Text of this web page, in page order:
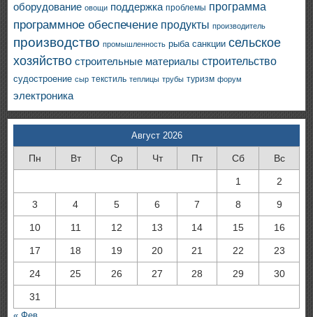
оборудование овощи поддержка проблемы программа
программное обеспечение продукты производитель
производство промышленность рыба санкции сельское
хозяйство строительные материалы строительство
судостроение сыр текстиль теплицы трубы туризм форум
электроника
Август 2026
Пн Вт Ср Чт Пт Сб Вс
1 2
3 4 5 6 7 8 9
10 11 12 13 14 15 16
17 18 19 20 21 22 23
24 25 26 27 28 29 30
31